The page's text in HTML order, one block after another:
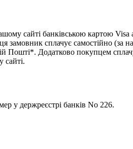
банківською картою Visa
замовник сплачує самостійно (за
Додатково покупцем
сайті.
у держреєстрі банків No 226.